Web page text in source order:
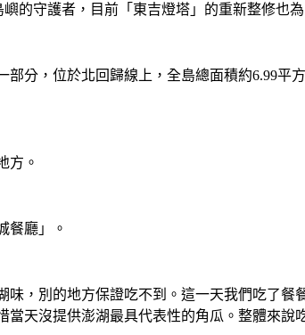
的守護者，目前「東吉燈塔」的重新整修也
分，位於北回歸線上，全島總面積約6.99平
方。
餐廳」。
，別的地方保證吃不到。這一天我們吃了餐
天沒提供澎湖最具代表性的角瓜。整體來說